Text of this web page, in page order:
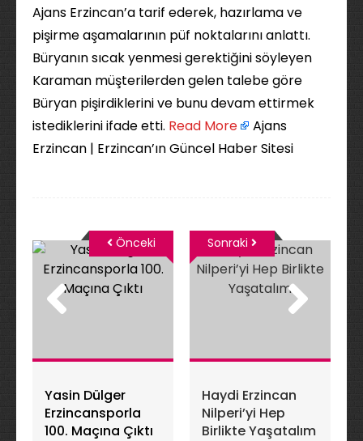
Ajans Erzincan’a tarif ederek, hazırlama ve
pişirme aşamalarının püf noktalarını anlattı.
Büryanın sıcak yenmesi gerektiğini söyleyen
Karaman müşterilerden gelen talebe göre
Büryan pişirdiklerini ve bunu devam ettirmek
istediklerini ifade etti. ​ Read More
Ajans
Erzincan | Erzincan’ın Güncel Haber Sitesi
Yasin Dülger
Erzincansporla
100. Maçına Çıktı
Önceki
Haydi Erzincan
Nilperi’yi Hep
Birlikte Yaşatalım
Sonraki